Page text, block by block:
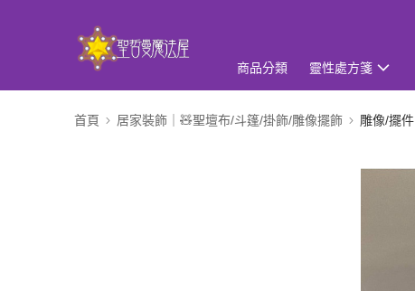
商品分類 靈性處方箋
首頁 居家裝飾｜🧸聖壇布/斗篷/掛飾/雕像擺飾 雕像/擺件